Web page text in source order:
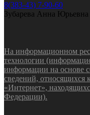
8(383-43) 7-90-60
Зубарева Анна Юрьевна
На информационном
технологии
информации на основе
сведений, относящихся
«Интернет»,
Федерации).